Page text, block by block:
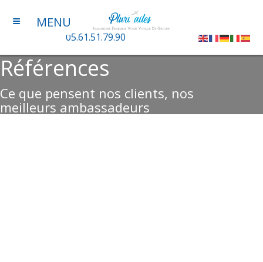
MENU
≡
05.61.51.79.90
Références
Ce que pensent nos clients, nos
meilleurs ambassadeurs